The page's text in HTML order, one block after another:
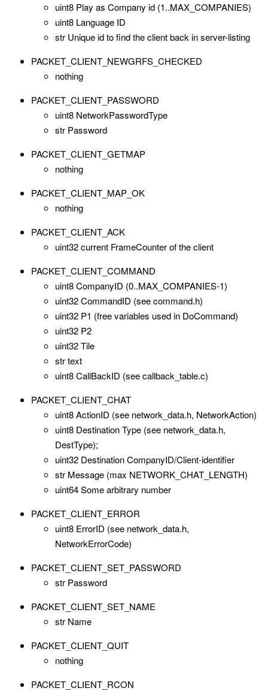
uint8 Play as Company id (1..MAX_COMPANIES)
uint8 Language ID
str Unique id to find the client back in server-listing
PACKET_CLIENT_NEWGRFS_CHECKED
nothing
PACKET_CLIENT_PASSWORD
uint8 NetworkPasswordType
str Password
PACKET_CLIENT_GETMAP
nothing
PACKET_CLIENT_MAP_OK
nothing
PACKET_CLIENT_ACK
uint32 current FrameCounter of the client
PACKET_CLIENT_COMMAND
uint8 CompanyID (0..MAX_COMPANIES-1)
uint32 CommandID (see command.h)
uint32 P1 (free variables used in DoCommand)
uint32 P2
uint32 Tile
str text
uint8 CallBackID (see callback_table.c)
PACKET_CLIENT_CHAT
uint8 ActionID (see network_data.h, NetworkAction)
uint8 Destination Type (see network_data.h,
DestType);
uint32 Destination CompanyID/Client-identifier
str Message (max NETWORK_CHAT_LENGTH)
uint64 Some arbitrary number
PACKET_CLIENT_ERROR
uint8 ErrorID (see network_data.h,
NetworkErrorCode)
PACKET_CLIENT_SET_PASSWORD
str Password
PACKET_CLIENT_SET_NAME
str Name
PACKET_CLIENT_QUIT
nothing
PACKET_CLIENT_RCON